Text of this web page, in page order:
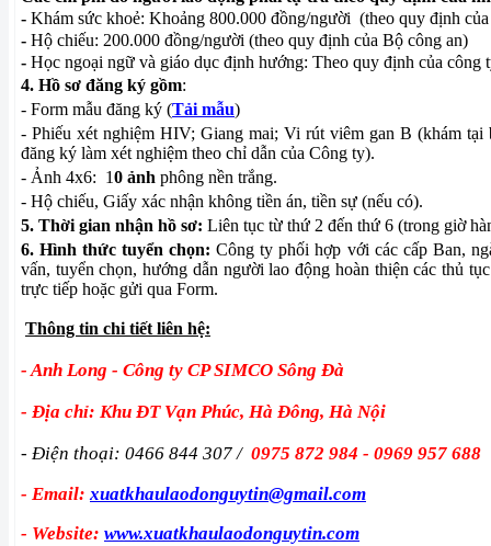
- Khám sức khoẻ: Khoảng 800.000 đồng/người (theo quy định
- Hộ chiếu: 200.000 đồng/người (theo quy định của Bộ công an)
- Học ngoại ngữ và giáo dục định hướng: Theo quy định của công
4. Hồ sơ đăng ký gồm:
- Form mẫu đăng ký (Tải mẫu)
- Phiếu xét nghiệm HIV; Giang mai; Vi rút viêm gan B (khám tại
đăng ký làm xét nghiệm theo chỉ dẫn của Công ty).
- Ảnh 4x6: 10 ảnh phông nền trắng.
- Hộ chiếu, Giấy xác nhận không tiền án, tiền sự (nếu có).
5. Thời gian nhận hồ sơ: Liên tục từ thứ 2 đến thứ 6 (trong giờ
6. Hình thức tuyển chọn:Công ty phối hợp với các cấp Ban,
vấn, tuyển chọn, hướng dẫn người lao động hoàn thiện các thủ
trực tiếp hoặc gửi qua Form.
Thông tin chi tiết liên hệ:
- Anh Long - Công ty CP SIMCO Sông Đà
- Địa chỉ: Khu ĐT Vạn Phúc, Hà Đông, Hà Nội
- Điện thoại: 0466 844 307 / 0975 872 984 - 0969 957 688
- Email:xuatkhaulaodonguytin@gmail.com
- Website: www.xuatkhaulaodonguytin.com